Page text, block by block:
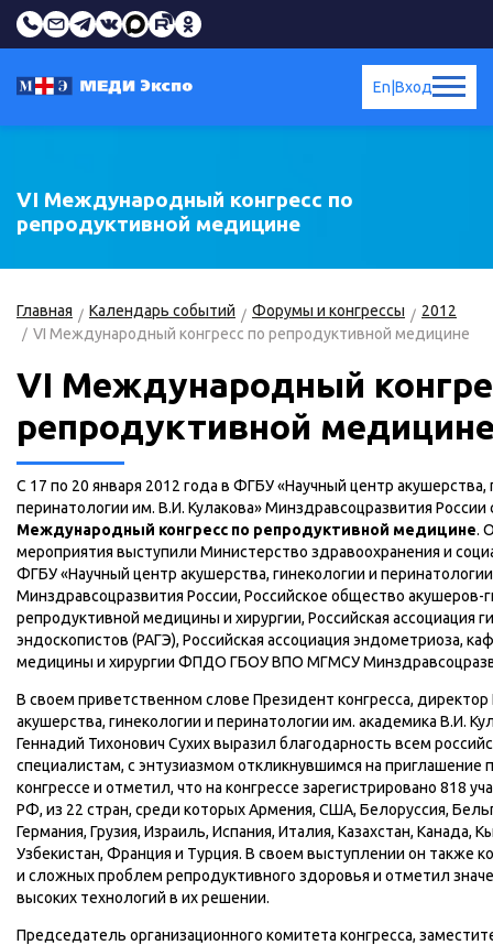
Вход
En
VI Международный конгресс по
репродуктивной медицине
Главная Календарь событий Форумы и конгрессы
2012
VI Международный конгресс по репродуктивной медицине
VI Международный
репродуктивной
С 17 по 20 января 2012 года в ФГБУ «Научный центр акушерства,
перинатологии им. В.И. Кулакова» Минздравсоцразвития России
Международный конгресс по репродуктивной медицине.
мероприятия выступили Министерство здравоохранения и
ФГБУ «Научный центр акушерства, гинекологии и
Минздравсоцразвития России, Российское общество
репродуктивной медицины и хирургии, Российская ассоциация
эндоскопистов (РАГЭ), Российская ассоциация эндометриоза,
медицины и хирургии ФПДО ГБОУ ВПО МГМСУ
В своем приветственном слове Президент конгресса, директор
акушерства, гинекологии и перинатологии им. академика В.И.
Геннадий Тихонович Сухих выразил благодарность всем
специалистам, с энтузиазмом откликнувшимся на приглашение
конгрессе и отметил, что на конгрессе зарегистрировано 818
РФ, из 22 стран, среди которых Армения, США, Белоруссия,
Германия, Грузия, Израиль, Испания, Италия, Казахстан, Канада,
Узбекистан, Франция и Турция. В своем выступлении он также
и сложных проблем репродуктивного здоровья и отметил
высоких технологий в их решении.
Председатель организационного комитета конгресса,